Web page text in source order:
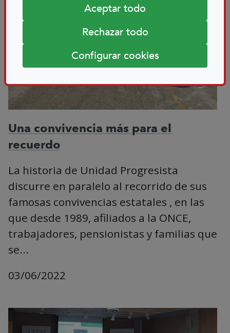
Aceptar todo
Rechazar todo
Configurar cookies
Una convivencia más para el
recuerdo
La historia de Unidad Progresista
discurre en paralelo al recorrido de sus
famosas convivencias estatales , en las
que desde 1989, afiliados a la ONCE,
trabajadores, pensionistas y familias que
se...
03/06/2022